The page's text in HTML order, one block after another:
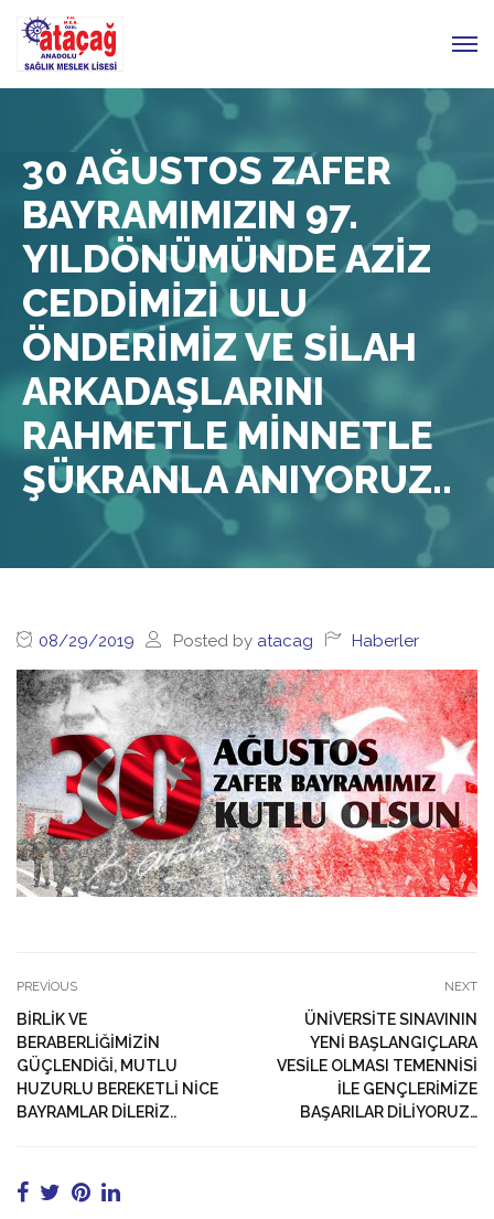
30 AĞUSTOS ZAFER
BAYRAMIMIZIN 97.
YILDÖNÜMÜNDE AZİZ
CEDDİMİZİ ULU
ÖNDERİMİZ VE SİLAH
ARKADAŞLARINI
RAHMETLE MİNNETLE
ŞÜKRANLA ANIYORUZ..
08/29/2019 Posted by atacag Haberler
PREVIOUS
BİRLİK VE
BERABERLİĞİMİZİN
GÜÇLENDİĞİ, MUTLU
HUZURLU BEREKETLİ NİCE
BAYRAMLAR DİLERİZ..
NEXT
ÜNİVERSİTE SINAVININ
YENİ BAŞLANGIÇLARA
VESİLE OLMASI TEMENNİSİ
İLE GENÇLERİMİZE
BAŞARILAR DİLİYORUZ…